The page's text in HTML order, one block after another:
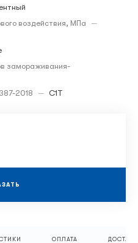
воздействия, МПа —
замораживания-
2018 — C1T
ОПЛАТА